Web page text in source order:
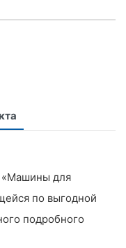
«Машины для
по выгодной
подробного